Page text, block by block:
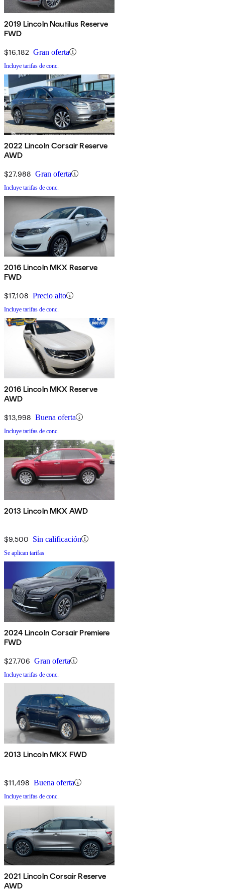
2019 Lincoln Nautilus Reserve
FWD
$16,182 Gran oferta
Incluye tarifas de conc.
2022 Lincoln Corsair Reserve
AWD
$27,988 Gran oferta
Incluye tarifas de conc.
2016 Lincoln MKX Reserve
FWD
$17,108 Precio alto
Incluye tarifas de conc.
2016 Lincoln MKX Reserve
AWD
$13,998 Buena oferta
Incluye tarifas de conc.
2013 Lincoln MKX AWD
$9,500 Sin calificación
Se aplican tarifas
2024 Lincoln Corsair Premiere
FWD
$27,706 Gran oferta
Incluye tarifas de conc.
2013 Lincoln MKX FWD
$11,498 Buena oferta
Incluye tarifas de conc.
2021 Lincoln Corsair Reserve
AWD